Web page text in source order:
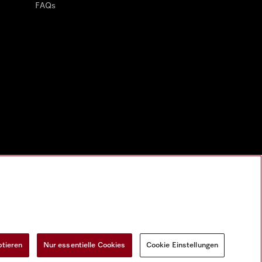
FAQs
Nur essentielle Cookies Cookie Einstellungen